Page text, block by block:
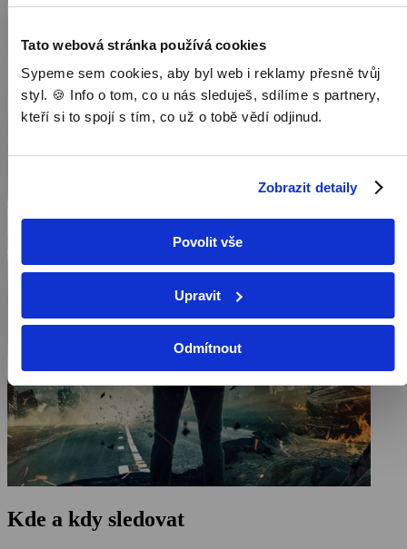
Tato webová stránka používá cookies
Sypeme sem cookies, aby byl web i reklamy přesně tvůj
styl. 🍪 Info o tom, co u nás sleduješ, sdílíme s partnery,
kteří si to spojí s tím, co už o tobě vědí odjinud.
Zobrazit detaily
Povolit vše
Upravit
Odmítnout
Kde a kdy sledovat